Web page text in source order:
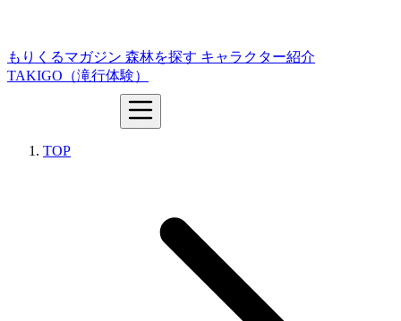
もりくるマガジン 森林を探す キャラクター紹介
TAKIGO（滝行体験）
TOP